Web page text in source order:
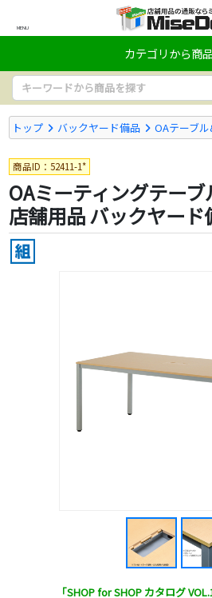
MENU
カテゴリから商
トップ バックヤード備品 OAテーブ
商品ID：52411-1*
OAミーティングテー
店舗用品 バックヤード
「SHOP for SHOP カタログ